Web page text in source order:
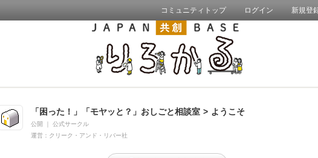
コミュニティトップ ログイン 新規登
「困った！」「モヤッと？」おしごと相談室 > ようこそ
公開
公式サークル
運営： クリーク・アンド・リバー社